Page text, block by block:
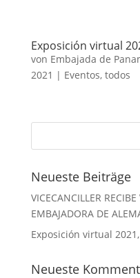
Exposición virtual
von Embajada de
2021 | Eventos, todos
Neueste Beiträge
VICECANCILLER
EMBAJADORA DE
Exposición virtual
Neueste